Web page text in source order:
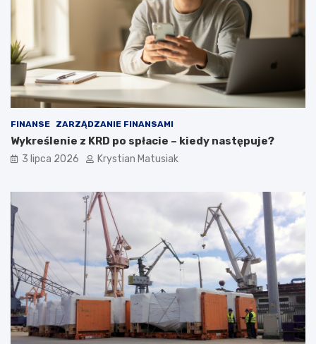
FINANSE ZARZĄDZANIE FINANSAMI
Wykreślenie z KRD po spłacie – kiedy następuje?
3 lipca 2026 Krystian Matusiak